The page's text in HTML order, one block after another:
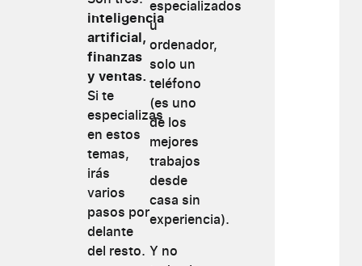
inteligencia
artificial,
finanzas
y ventas.
Si te
especializas
en estos
temas,
irás
varios
pasos por
delante
del resto.
especializados
u
ordenador,
solo un
teléfono
(es uno
de los
mejores
trabajos
desde
casa sin
experiencia).
Y no